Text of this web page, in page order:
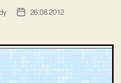
Дата26.08.2012